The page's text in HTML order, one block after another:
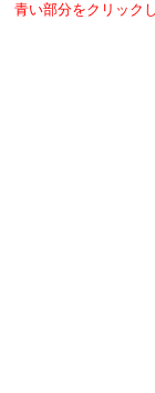
青い部分をクリック